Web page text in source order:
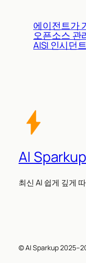
에이전트가
오픈소스 관
AISI 인시던
AI Sparkup
최신 AI 쉽게 깊게
© AI Sparkup